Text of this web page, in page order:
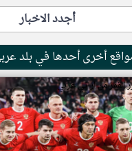
أجدد الاخبار
أخرى أحدها في بلد
القمر من ار تي عربي